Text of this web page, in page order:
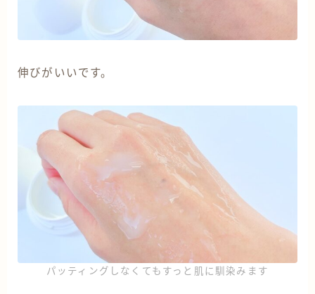
伸びがいいです。
パッティングしなくてもすっと肌に馴染みます